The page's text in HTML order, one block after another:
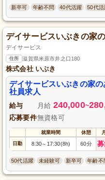
新卒可 年齢不問 40代活躍 50代活
デイサービスいぶきの家
デイサービス
住所 滋賀県米原市井之口180
株式会社 いぶき
デイサービスいぶきの家
社員求人
給与 月給 240,000~
応募要件無資格可
就業時間 休憩 月
日勤 8:30～ 17:30(8h) 60分
50代活躍 未経験可 新卒可 年齢不